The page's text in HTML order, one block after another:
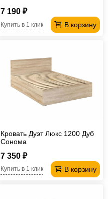
7 190 ₽
В корзину
Купить в 1 клик
Кровать Дуэт Люкс 1200 Дуб
Сонома
7 350 ₽
В корзину
Купить в 1 клик